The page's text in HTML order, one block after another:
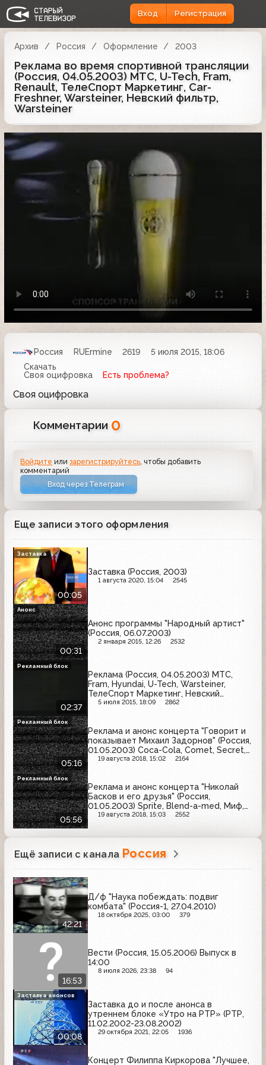
Вход Регистрация
Архив Россия Оформление 2003
Реклама во время спортивной трансляции
(Россия, 04.05.2003) МТС, U-Tech, Fram,
Renault, ТелеСпорт Маркетинг, Car-
Freshner, Warsteiner, Невский фильтр,
Warsteiner
Россия RUErmine 2619
5 июля 2015, 18:06
Скачать
Своя оцифровка
Есть проблема?
Своя оцифровка
Комментарии 0
Войдите илизарегистрируйтесь , чтобы добавить
комментарий
Вход через Телеграм
Еще записи этого оформления
00:05
Заставка (Россия, 2003)
1 августа 2020, 15:04 2545
Заставка
00:31
Анонс программы "Народный артист"
(Россия, 06.07.2003)
2 января 2015, 12:26 2532
Анонс
02:37
Реклама (Россия, 04.05.2003) МТС,
Fram, Hyundai, U-Tech, Warsteiner,
ТелеСпорт Маркетинг, Невский
Фильтр, Renault
5 июля 2015, 18:09 2862
Рекламный блок
05:16
Реклама и анонс концерта "Говорит и
показывает Михаил Задорнов" (Россия,
01.05.2003) Coca-Cola, Comet, Secret,
Fairy, Blend-a-med, LG, Tide, Old Spice
19 августа 2018, 15:02 2164
Рекламный блок
05:56
Реклама и анонс концерта "Николай
Басков и его друзья" (Россия,
01.05.2003) Sprite, Blend-a-med, Миф,
Добрый, Pantene, LG, Tampax, Comet
19 августа 2018, 15:03 2552
Рекламный блок
Ещё записи с канала Россия
42:21
Д/ф "Наука побеждать: подвиг
комбата" (Россия-1, 27.04.2010)
18 октября 2025, 03:00 379
16:53
Вести (Россия, 15.05.2006) Выпуск в
14:00
8 июля 2026, 23:38 94
00:08
Заставка до и после анонса в
утреннем блоке «Утро на РТР» (РТР,
11.02.2002-23.08.2002)
29 октября 2021, 22:05 1936
Заставка анонсов
Концерт Филиппа Киркорова "Лучшее,